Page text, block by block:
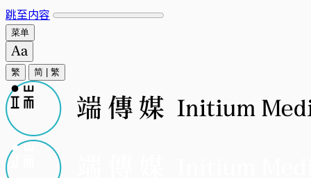
跳至内容
菜单
繁 简 繁